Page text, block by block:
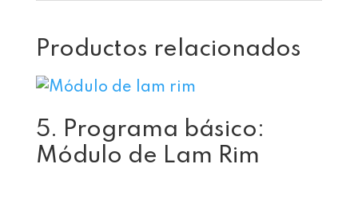
Productos relacionados
5. Programa básico:
Módulo de Lam Rim